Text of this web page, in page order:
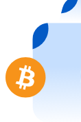
Ir a la